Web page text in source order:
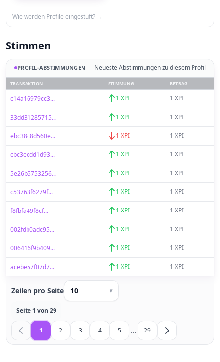
Wie werden Profile eingestuft? →
Stimmen
PROFIL-ABSTIMMUNGEN Neueste Abstimmungen zu diesem Profil
TRANSAKTION STIMMUNG BETRAG
c14a16979cc3... 1 XPI 1 XPI
33dd31285715... 1 XPI 1 XPI
ebc38c8d560e... 1 XPI 1 XPI
cbc3ecdd1d93... 1 XPI 1 XPI
5e26b5753256... 1 XPI 1 XPI
c53763f6279f... 1 XPI 1 XPI
f8fbfa49f8cf... 1 XPI 1 XPI
002fdb0adc95... 1 XPI 1 XPI
006416f9b409... 1 XPI 1 XPI
acebe57f07d7... 1 XPI 1 XPI
Zeilen pro Seite 10 ▾
Seite 1 von 29
1 2 3 4 5 … 29